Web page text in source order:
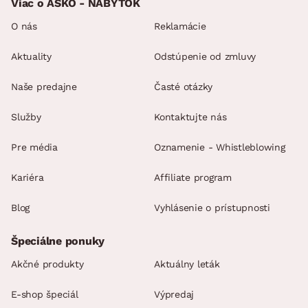
dodávané v čiastočnom demonte
Viac o ASKO - NÁBYTOK
O nás
Aktuality
Naše predajne
Služby
Pre média
Kariéra
Blog
Reklamácie
Odstúpenie od zmluvy
Časté otázky
Kontaktujte nás
Oznamenie - Whistleblowing
Affiliate program
Vyhlásenie o prístupnosti
Špeciálne ponuky
Akčné produkty Aktuálny leták
E-shop špeciál Výpredaj